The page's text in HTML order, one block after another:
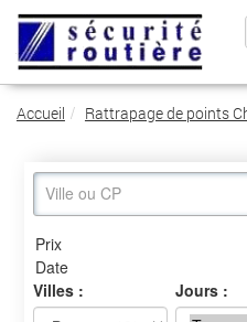
Accueil Rattrapage de points
Villes : Jours :